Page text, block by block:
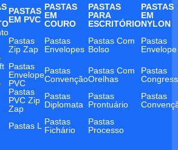
PASTAS
EM PVC
PASTAS
EM
COURO
PASTAS
PARA
ESCRITÓRIO
PASTAS
EM
NYLON
Pastas
Zip Zap
Pastas
Envelopes
Pastas Com
Bolso
Pastas
Envelope
Pastas
Envelope
PVC
Pastas
Convenção
Pastas Com
Orelhas
Pastas
Pastas
PVC Zip
Zap
Pastas
Diplomata
Pastas
Prontuário
Pastas
Pastas L Pastas
Fichário
Pastas
Processo